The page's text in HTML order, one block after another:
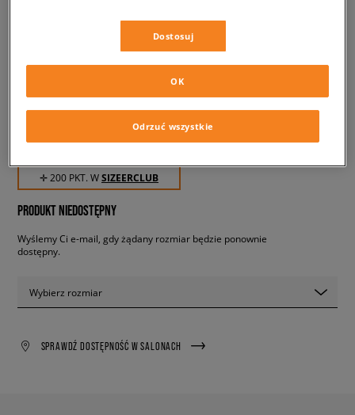
LEVI'S SPODNIE 710 SUPER
199,99 zł z VAT
✛ 200 PKT. WSIZEERCLUB
PRODUKT NIEDOSTĘPNY
Wyślemy Ci e-mail, gdy żądany rozmiar będzie ponownie
dostępny.
Wybierz rozmiar
SPRAWDŹ DOSTĘPNOŚĆ W SALONACH
Dostosuj
Odrzuć wszystkie
OK